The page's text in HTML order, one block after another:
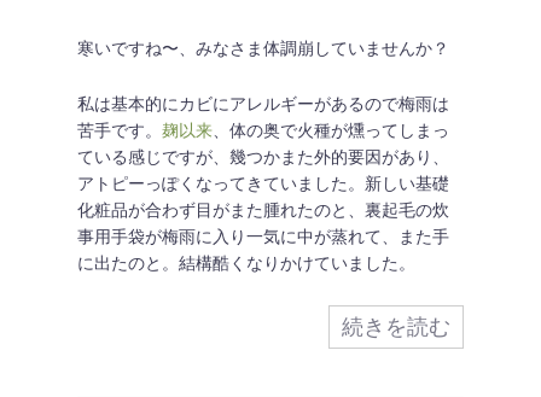
寒いですね〜、みなさま体調崩していませんか？
私は基本的にカビにアレルギーがあるので梅雨は
苦手です。 麹以来 、体の奥で火種が燻ってしまっ
ている感じですが、幾つかまた外的要因があり、
アトピーっぽくなってきていました。新しい基礎
化粧品が合わず目がまた腫れたのと、裏起毛の炊
事用手袋が梅雨に入り一気に中が蒸れて、また手
に出たのと。結構酷くなりかけていました。
続きを読む